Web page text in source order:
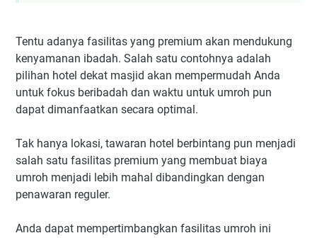
Tentu adanya fasilitas yang premium akan mendukung
kenyamanan ibadah. Salah satu contohnya adalah
pilihan hotel dekat masjid akan mempermudah Anda
untuk fokus beribadah dan waktu untuk umroh pun
dapat dimanfaatkan secara optimal.
Tak hanya lokasi, tawaran hotel berbintang pun menjadi
salah satu fasilitas premium yang membuat biaya
umroh menjadi lebih mahal dibandingkan dengan
penawaran reguler.
Anda dapat mempertimbangkan fasilitas umroh ini